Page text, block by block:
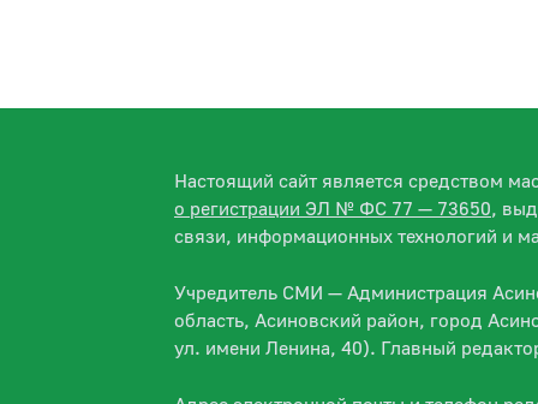
Настоящий сайт является средством
о регистрации ЭЛ № ФС 77 — 73650,
связи, информационных технологий и
Учредитель СМИ — Администрация
область, Асиновский район, город
ул. имени Ленина, 40). Главный